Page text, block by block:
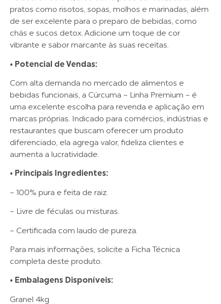
pratos como risotos, sopas, molhos e marinadas, além
de ser excelente para o preparo de bebidas, como
chás e sucos detox. Adicione um toque de cor
vibrante e sabor marcante às suas receitas.
• Potencial de Vendas:
Com alta demanda no mercado de alimentos e
bebidas funcionais, a Cúrcuma – Linha Premium – é
uma excelente escolha para revenda e aplicação em
marcas próprias. Indicado para comércios, indústrias e
restaurantes que buscam oferecer um produto
diferenciado, ela agrega valor, fideliza clientes e
aumenta a lucratividade.
• Principais Ingredientes:
– 100% pura e feita de raiz.
– Livre de féculas ou misturas.
– Certificada com laudo de pureza.
Para mais informações, solicite a Ficha Técnica
completa deste produto.
• Embalagens Disponíveis:
Granel 4kg